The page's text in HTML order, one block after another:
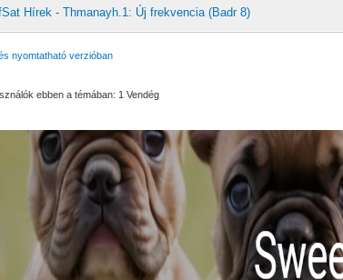
Hírek - Thmanayh.1: Új frekvencia (Badr 8)
nyomtatható verzióban
ebben a témában: 1 Vendég